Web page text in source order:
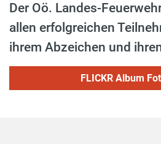
Der Oö. Landes-
allen erfolgreichen
ihrem Abzeichen und
FLICKR Album